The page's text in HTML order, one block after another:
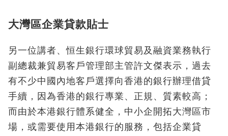
大灣區企業貸款貼士
另一位講者、恒生銀行環球貿易及融資業務執行
副總裁兼貿易客戶管理部主管許文傑表示，過去
有不少中國內地客戶選擇向香港的銀行辦理借貸
手續，因為香港的銀行專業、正規、質素較高；
而由於本港銀行體系健全，中小企開拓大灣區市
場，或需要使用本港銀行的服務，包括企業貸